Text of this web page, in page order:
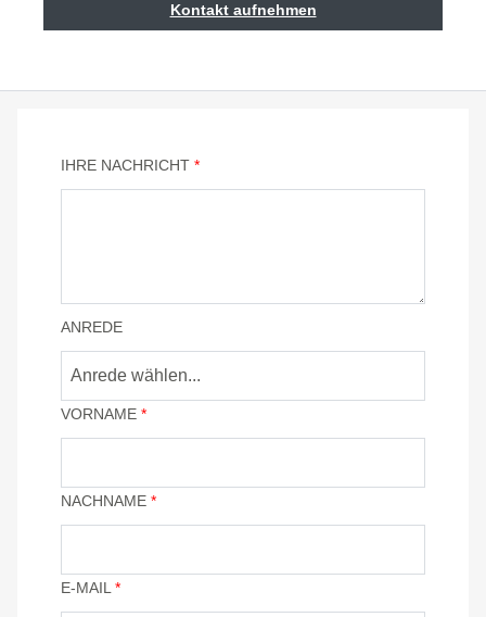
Kontakt aufnehmen
IHRE NACHRICHT *
ANREDE
Anrede wählen...
VORNAME *
NACHNAME *
E-MAIL*